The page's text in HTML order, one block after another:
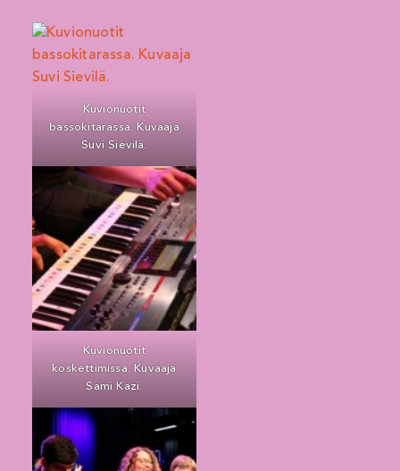
Kuvionuotit
bassokitarassa. Kuvaaja
Suvi Sievilä.
Kuvionuotit
koskettimissa. Kuvaaja
Sami Kazi.